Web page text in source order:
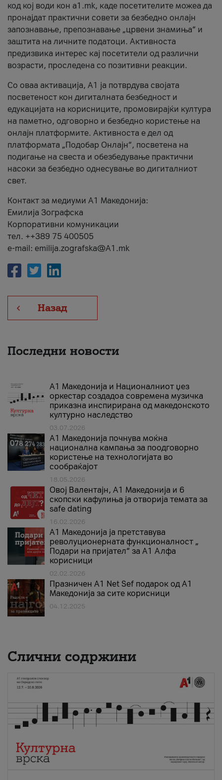
код кој води кон a1.mk, каде посетителите можеа да
пронајдат практични совети за безбедно онлајн
запознавање, препознавање „црвени знамиња“ и
заштита на личните податоци. Активноста
предизвика интерес кај посетители од различни
возрасти, проследена со позитивни реакции.
Со оваа активација, А1 ја потврдува својата
посветеност кон дигиталната безбедност и
едукацијата на корисниците, промовирајќи култура
на паметно, одговорно и безбедно користење на
онлајн платформите. Активноста е дел од
платформата „Подобар Онлајн“, посветена на
подигање на свеста и обезбедување практични
насоки за безбедно однесување во дигиталниот
свет.
Контакт за медиуми А1 Македонија:
Емилија Зографска
Корпоративни комуникации
тел. ++389 75 400505
e-mail: emilija.zografska@A1.mk
Назад
Последни новости
А1 Македонија и Националниот џез
оркестар создадоа современа музичка
приказна инспирирана од македонското
културно наследство
03.07.2026
A1 Македонија почнува моќна
национална кампања за поодговорно
користење на технологијата во
сообраќајот
18.05.2026
Овој Валентајн, A1 Македонија и 6
скопски кафулиња ја отворија темата за
safe dating
16.02.2026
А1 Македонија ја претставува
револуционерната функционалност „
Подари на пријател“ за А1 Алфа
корисници
02.02.2026
Празничен A1 Net Sеf подарок од А1
Македонија за сите корисници
04.12.2025
Слични содржини